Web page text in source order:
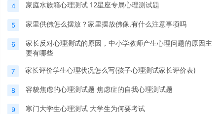
4 家庭水族箱心理测试 12星座专属心理测试题
5 家里供佛怎么摆放？家里摆放佛像,有什么注意事项吗
6
家长反对心理测试的原因，中小学教师产生心理问题的原因主
要有哪些
7 家长评价学生心理状况怎么写(孩子心理测试家长评价表)
8 容貌焦虑的心理测试题 焦虑症的自我心理测试题
9 寒门大学生心理测试 大学生为何要考试